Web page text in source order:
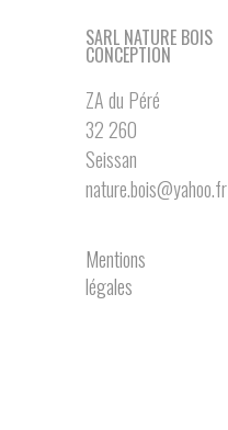
SARL NATURE BOIS
CONCEPTION
ZA du Péré
32 260
Seissan
nature.bois@yahoo.fr
Mentions
légales